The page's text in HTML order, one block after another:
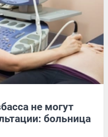
не могут
больница